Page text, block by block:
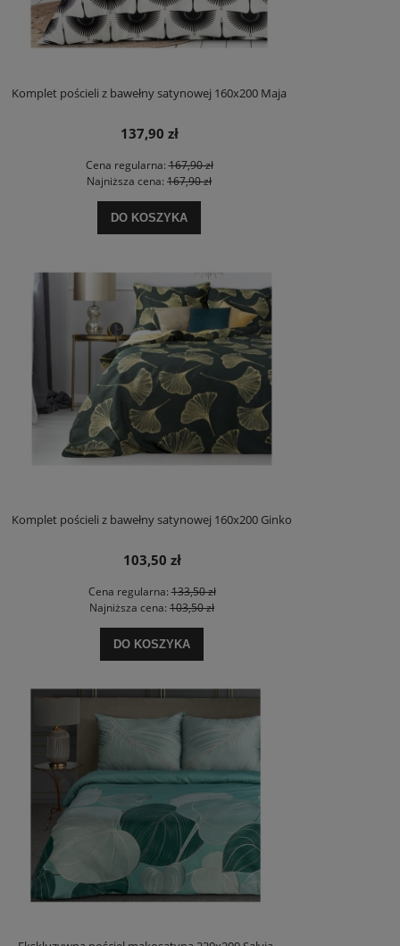
Komplet pościeli z bawełny satynowej 160x200 Maja
137,90 zł
Cena regularna:167,90 zł
Najniższa cena: 167,90 zł
DO KOSZYKA
Komplet pościeli z bawełny satynowej 160x200 Ginko
103,50 zł
Cena regularna:133,50 zł
Najniższa cena: 103,50 zł
DO KOSZYKA